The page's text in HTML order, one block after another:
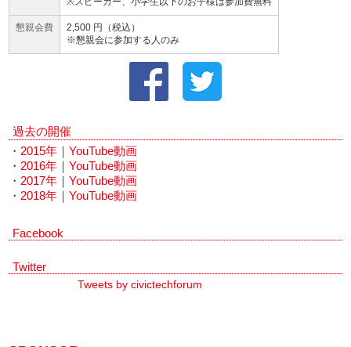
懇親会費
2,500 円（税込）
※懇親会に参加する人のみ
過去の開催
・2015年 ｜YouTube動画
・2016年 ｜YouTube動画
・2017年 ｜YouTube動画
・2018年 ｜YouTube動画
Facebook
Twitter
Tweets by civictechforum